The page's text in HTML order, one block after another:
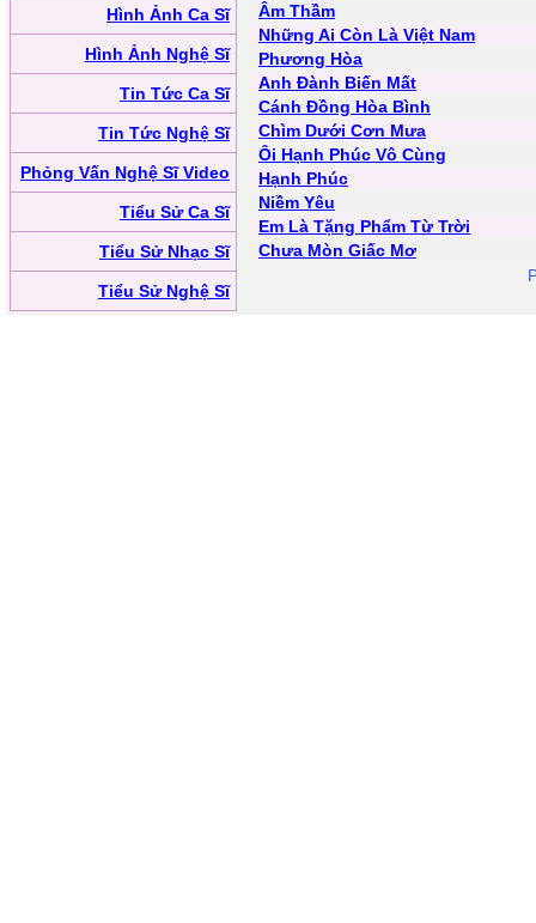
Hình Ảnh Ca Sĩ
Hình Ảnh Nghệ Sĩ
Tin Tức Ca Sĩ
Tin Tức Nghệ Sĩ
Phỏng Vấn Nghệ Sĩ Video
Tiểu Sử Ca Sĩ
Tiểu Sử Nhạc Sĩ
Tiểu Sử Nghệ Sĩ
Âm Thầm
Những Ai Còn Là Việt Nam
Phương Hòa
Anh Đành Biến Mất
Cánh Đồng Hòa Bình
Chìm Dưới Cơn Mưa
Ôi Hạnh Phúc Vô Cùng
Hạnh Phúc
Niềm Yêu
Em Là Tặng Phẩm Từ Trời
Chưa Mòn Giấc Mơ